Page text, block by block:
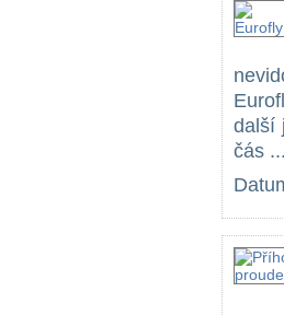
další
čás ...